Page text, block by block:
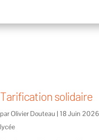
Tarification solidaire
parOlivier Douteau | 18 Juin 2026
lycée